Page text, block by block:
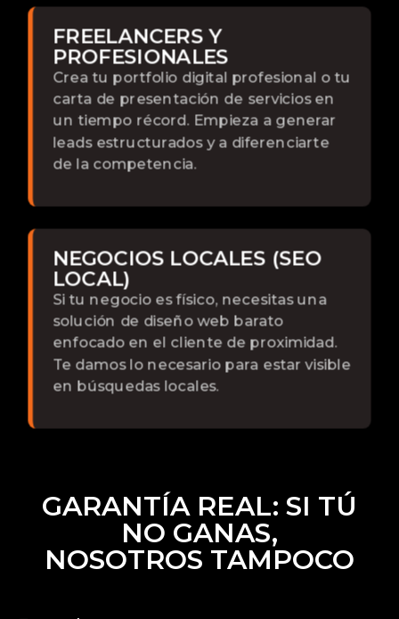
FREELANCERS Y
PROFESIONALES
Crea tu portfolio digital profesional o tu
carta de presentación de servicios en
un tiempo récord. Empieza a generar
leads estructurados y a diferenciarte
de la competencia.
NEGOCIOS LOCALES (SEO
LOCAL)
Si tu negocio es físico, necesitas una
solución de diseño web barato
enfocado en el cliente de proximidad.
Te damos lo necesario para estar visible
en búsquedas locales.
GARANTÍA REAL: SI TÚ
NO GANAS,
NOSOTROS TAMPOCO